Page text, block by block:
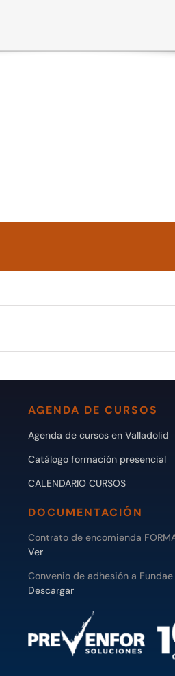
AGENDA DE CURSOS
Agenda de cursos en Valladolid
Catálogo formación presencial
CALENDARIO CURSOS
DOCUMENTACIÓN
Contrato de encomienda
Ver
Convenio de adhesión a
Descargar